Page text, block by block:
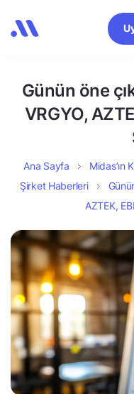
Günün öne
VRGYO,
Ana Sayfa Midas’ın
Şirket Haberleri
AZTEK,